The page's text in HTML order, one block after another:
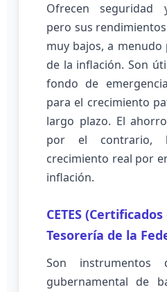
Ofrecen seguridad
pero sus
muy bajos, a menudo
de la inflación. Son
fondo de
para el crecimiento
largo plazo. El
por el contrario,
crecimiento real por
inflación.
CETES
Tesorería de la
Son instrumentos
gubernamental de